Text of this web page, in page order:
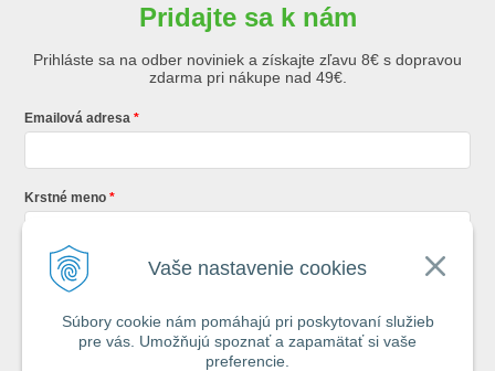
Vaše nastavenie cookies
Súbory cookie nám pomáhajú pri poskytovaní služieb
pre vás. Umožňujú spoznať a zapamätať si vaše
preferencie.
Pridajte sa k nám
Prihláste sa na odber noviniek a získajte zľavu 8€ s dopravou
zdarma pri nákupe nad 49€.
Emailová adresa
Krstné meno
Registráciou súhlasíte so